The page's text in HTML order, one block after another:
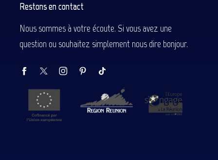
Restons en contact
Nous sommes à votre écoute. Si vous avez une
question ou souhaitez simplement nous dire bonjour.